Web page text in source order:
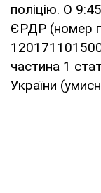
поліцію. О
ЄРДР (номер
частина 1
України